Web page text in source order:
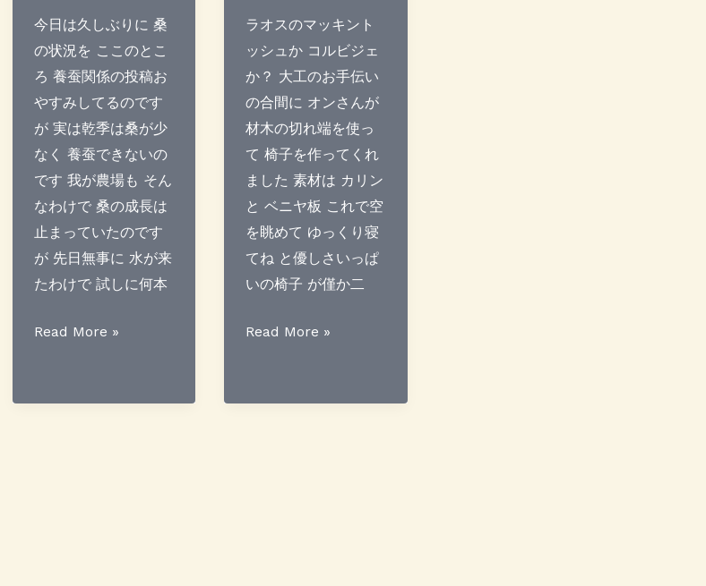
ト
芽
今日は久しぶりに 桑
の状況を ここのとこ
ろ 養蚕関係の投稿お
やすみしてるのです
が 実は乾季は桑が少
なく 養蚕できないの
です 我が農場も そん
なわけで 桑の成長は
止まっていたのです
が 先日無事に 水が来
たわけで 試しに何本
乾
桑
Read More »
ラオスのマッキント
ッシュか コルビジェ
か？ 大工のお手伝い
の合間に オンさんが
材木の切れ端を使っ
て 椅子を作ってくれ
ました 素材は カリン
と ベニヤ板 これで空
を眺めて ゆっくり寝
てね と優しさいっぱ
いの椅子 が僅か二
突
子
Read More »